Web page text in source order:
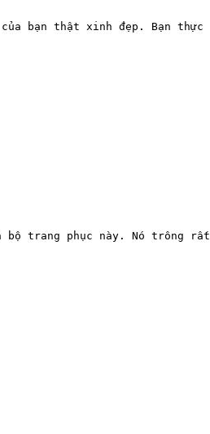
của bạn thật xinh đẹp. Bạn
trang phục này. Nó trông